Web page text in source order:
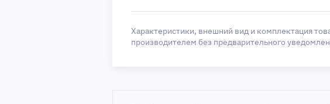
Характеристики, внешний вид и комплектация
производителем без предварительного